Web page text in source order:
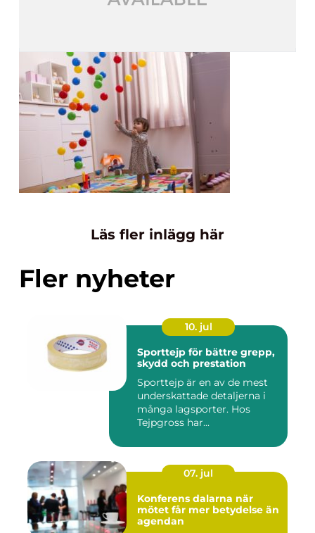
Läs fler inlägg här
Fler nyheter
10. jul
Sporttejp för bättre grepp,
skydd och prestation
Sporttejp är en av de mest
underskattade detaljerna i
många lagsporter. Hos
Tejpgross har...
07. jul
Konferens dalarna när
mötet får mer betydelse än
agendan